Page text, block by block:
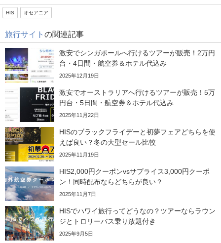
HIS オセアニア
旅行サイト の関連記事
激安でシンガポールへ行けるツアーが販売！2万円
台・4日間・航空券＆ホテル代込み
2025年12月19日
激安でオーストラリアへ行けるツアーが販売！5万
円台・5日間・航空券＆ホテル代込み
2025年11月22日
HISのブラックフライデーと初夢フェアどちらを使
えば良い？冬の大型セール比較
2025年11月19日
HIS2,000円クーポンvsサプライス3,000円クーポ
ン！同時配布ならどちらが良い？
2025年11月7日
HISでハワイ旅行ってどうなの？ツアーならラウン
ジとトロリーバス乗り放題付き
2025年9月5日